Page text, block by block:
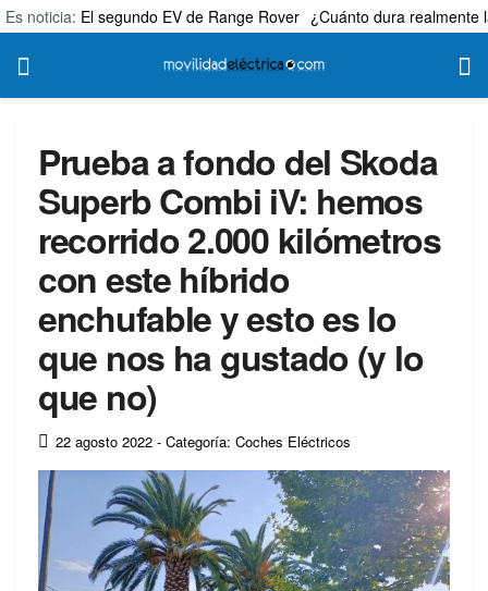
Es noticia: El segundo EV de Range Rover ¿Cuánto dura realmente
Prueba a fondo del Skoda
Superb Combi iV: hemos
recorrido 2.000 kilómetros
con este híbrido
enchufable y esto es lo
que nos ha gustado (y lo
que no)
22 agosto 2022 - Categoría: Coches Eléctricos